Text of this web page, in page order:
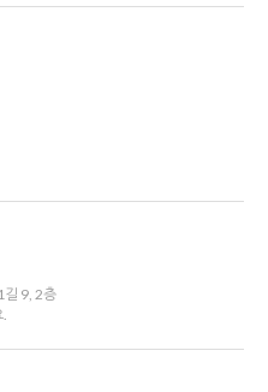
길 9, 2층
.